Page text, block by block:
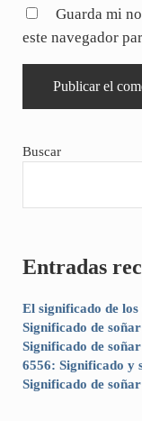
Guarda mi
este navegador
Sidebar
Buscar
Entradas
El significado de
Significado de
Significado de
6556: Significado y
Significado de